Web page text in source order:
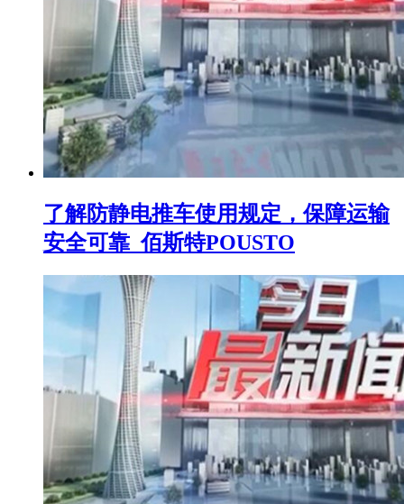
了解防静电推车使用规定，保障运输
安全可靠_佰斯特POUSTO